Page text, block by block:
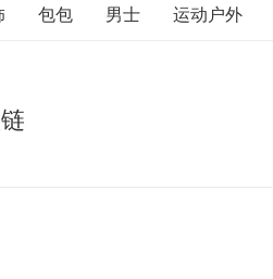
包包 男士 运动户外
项链